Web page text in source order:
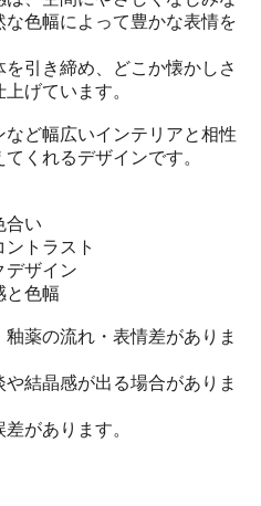
色幅によって豊かな表情を
引き締め、どこか懐かしさ
げています。
ど幅広いインテリアと相性
くれるデザインです。
合い
ントラスト
デザイン
と色幅
薬の流れ・表情差がありま
結晶感が出る場合がありま
があります。